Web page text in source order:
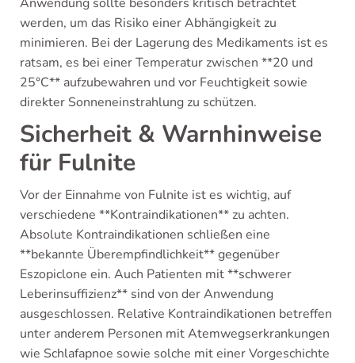
werden, um das Risiko einer Abhängigkeit zu
minimieren. Bei der Lagerung des Medikaments ist es
ratsam, es bei einer Temperatur zwischen **20 und
25°C** aufzubewahren und vor Feuchtigkeit sowie
direkter Sonneneinstrahlung zu schützen.
Sicherheit & Warnhinweise
für Fulnite
Vor der Einnahme von Fulnite ist es wichtig, auf
verschiedene **Kontraindikationen** zu achten.
Absolute Kontraindikationen schließen eine
**bekannte Überempfindlichkeit** gegenüber
Eszopiclone ein. Auch Patienten mit **schwerer
Leberinsuffizienz** sind von der Anwendung
ausgeschlossen. Relative Kontraindikationen betreffen
unter anderem Personen mit Atemwegserkrankungen
wie Schlafapnoe sowie solche mit einer Vorgeschichte